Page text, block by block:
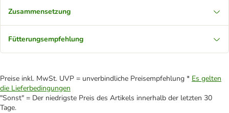
Zusammensetzung
Fütterungsempfehlung
Preise inkl. MwSt. UVP = unverbindliche Preisempfehlung * Es gelten
die Lieferbedingungen
"Sonst" = Der niedrigste Preis des Artikels innerhalb der letzten 30
Tage.